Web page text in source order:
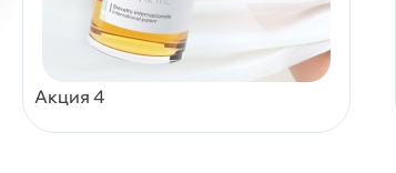
Акция 4